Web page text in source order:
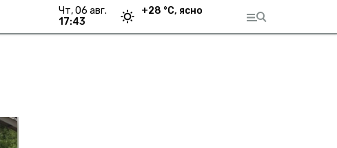
чт, 06 авг.
17:43
+28 °С, ясно